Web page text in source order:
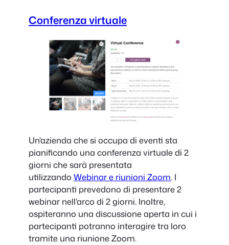
Conferenza virtuale
Un'azienda che si occupa di eventi sta
pianificando una conferenza virtuale di 2
giorni che sarà presentata
utilizzando Webinar e riunioni Zoom. I
partecipanti prevedono di presentare 2
webinar nell'arco di 2 giorni. Inoltre,
ospiteranno una discussione aperta in cui i
partecipanti potranno interagire tra loro
tramite una riunione Zoom.